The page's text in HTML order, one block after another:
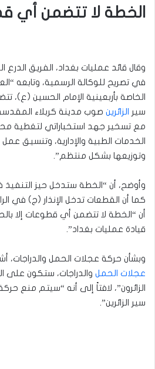
الخطة لا تتضمن أي
وقال قائد عمليات بغداد، الفريق الدرع
في تصريح للوكالة الرسمية، وتابعه
الخاصة بأربعينية الإمام الحسين
سير الزائرين صوب مدينة كربلاء المقدسة،
مع تسخير جهد استخباراتي لتغطية محاور
الخدمات الطبية والإدارية، وتنسيق
وتوزيعها بشكل منتظم”.
وأوضح، أن “الخطة ستدخل حيز التنفيذ
كما أن القطعات تدخل الإنذار (ج) في
أن “الخطة لا تتضمن أي قطوعات إلا
قيادة عمليات بغداد”.
وبشأن حركة عجلات الحمل والدراجات،
عجلات الحمل والدراجات، ستكون على
الزائرون”، لافتاً إلى أنه “سيتم منع
سير الزائرين”.